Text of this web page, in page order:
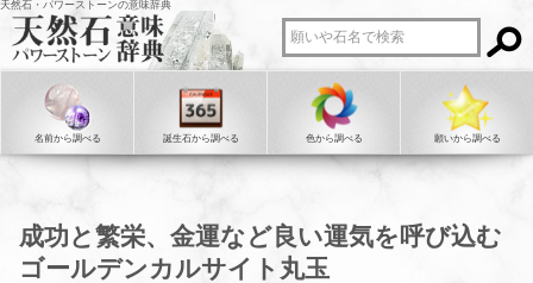
天然石・パワーストーンの意味辞典
名前から調べる 誕生石から調べる 色から調べる 願いから調べる
成功と繁栄、金運など良い運気を呼び込む
ゴールデンカルサイト丸玉